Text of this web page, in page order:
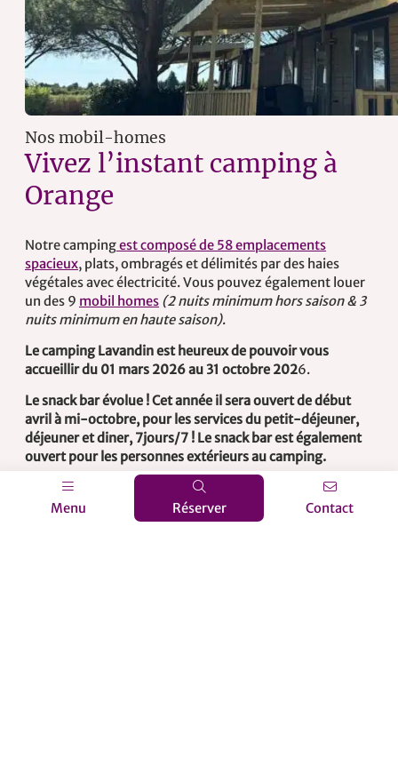
Menu Réserver Contact
Vivez l’instant camping à
Orange
Notre campingest composé de 58 emplacements
spacieux, plats, ombragés et délimités par des haies
végétales avec électricité. Vous pouvez également louer
un des 9 mobil homes (2 nuits minimum hors saison & 3
nuits minimum en haute saison).
Le camping Lavandin est heureux de pouvoir vous
accueillir du 01 mars 2026 au 31 octobre 2026.
Le snack bar évolue ! Cet année il sera ouvert de début
avril à mi-octobre, pour les services du petit-déjeuner,
déjeuner et diner, 7jours/7 ! Le snack bar est également
ouvert pour les personnes extérieurs au camping.
Lire plus
Nos mobil-homes